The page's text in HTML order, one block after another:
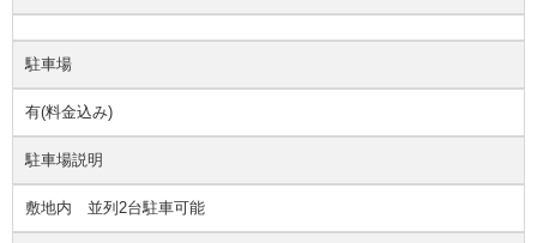
駐車場
有(料金込み)
駐車場説明
敷地内 並列2台駐車可能